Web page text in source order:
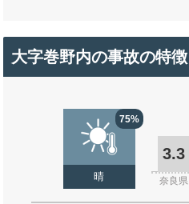
大字巻野内の事故の特徴
75%
晴
3.3
奈良県